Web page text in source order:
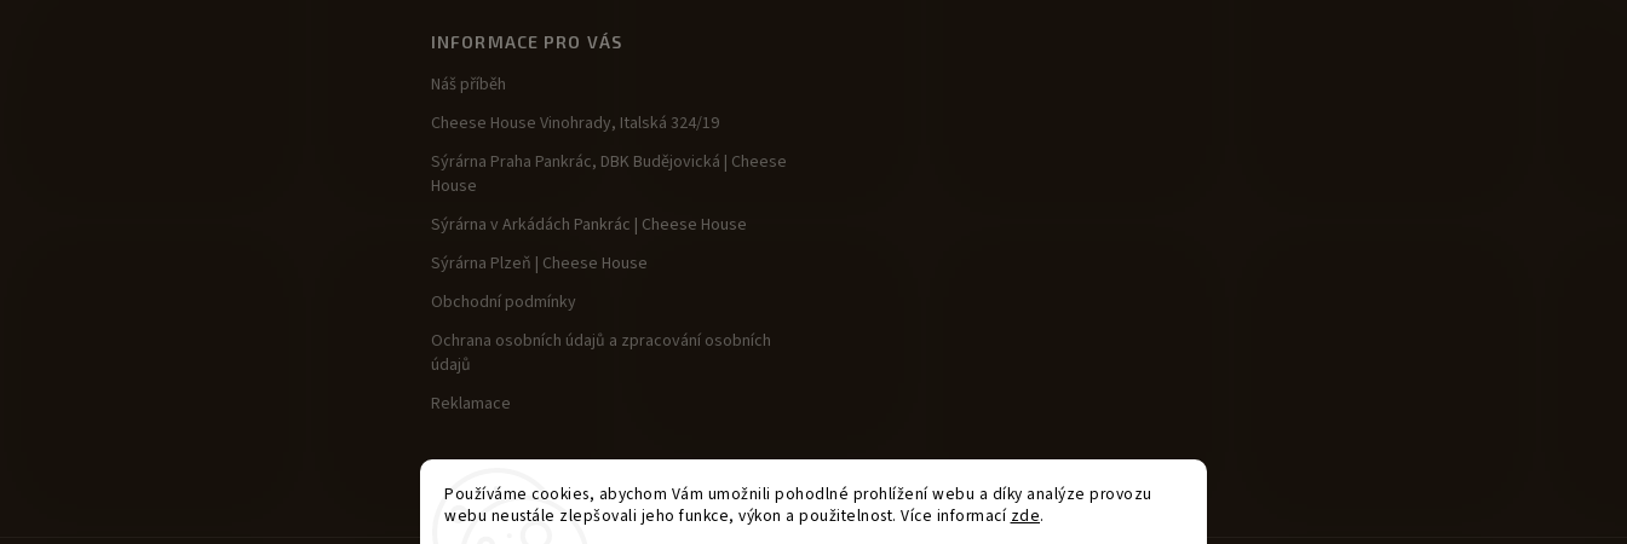
Používáme cookies, abychom Vám umožnili pohodlné prohlížení webu a díky analýze provozu
webu neustále zlepšovali jeho funkce, výkon a použitelnost. Více informací zde.
INFORMACE PRO VÁS
Náš příběh
Cheese House Vinohrady, Italská 324/19
Sýrárna Praha Pankrác, DBK Budějovická | Cheese
House
Sýrárna v Arkádách Pankrác | Cheese House
Sýrárna Plzeň | Cheese House
Obchodní podmínky
Ochrana osobních údajů a zpracování osobních
údajů
Reklamace